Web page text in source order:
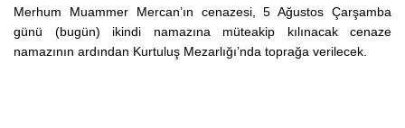
Merhum Muammer Mercan’ın cenazesi, 5 Ağustos Çarşamba
günü (bugün) ikindi namazına müteakip kılınacak cenaze
namazının ardından Kurtuluş Mezarlığı’nda toprağa verilecek.